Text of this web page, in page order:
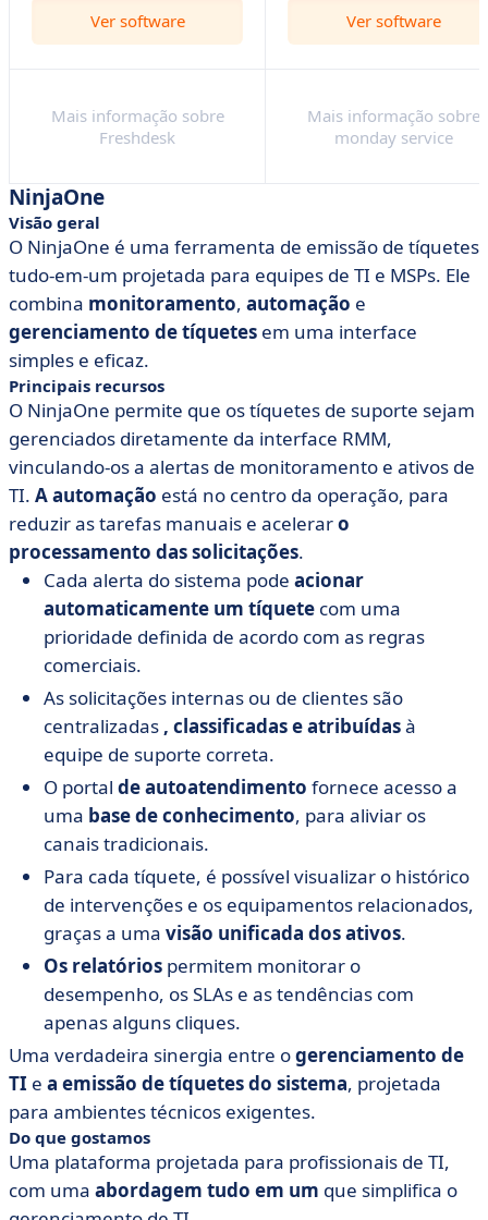
Ver software Ver software
Mais informação sobre
Freshdesk
Mais informação sobre
monday service
NinjaOne
Visão geral
O NinjaOne é uma ferramenta de emissão de tíquetes
tudo-em-um projetada para equipes de TI e MSPs. Ele
combina monitoramento, automação e
gerenciamento de tíquetes em uma interface
simples e eficaz.
Principais recursos
O NinjaOne permite que os tíquetes de suporte sejam
gerenciados diretamente da interface RMM,
vinculando-os a alertas de monitoramento e ativos de
TI. A automação está no centro da operação, para
reduzir as tarefas manuais e aceleraro
processamento dassolicitações.
Cada alerta do sistema pode acionar
automaticamente um tíquete com uma
prioridade definida de acordo com as regras
comerciais.
As solicitações internas ou de clientes são
centralizadas , classificadas e atribuídasà
equipe de suporte correta.
O portal de autoatendimento fornece acesso a
uma base de conhecimento, para aliviar os
canais tradicionais.
Para cada tíquete, é possível visualizar o histórico
de intervenções e os equipamentos relacionados,
graças a uma visão unificada dos ativos.
Os relatórios permitem monitorar o
desempenho, os SLAs e as tendências com
apenas alguns cliques.
Uma verdadeira sinergia entre ogerenciamento de
TI e a emissão de tíquetes do sistema, projetada
para ambientes técnicos exigentes.
Do que gostamos
Uma plataforma projetada para profissionais de TI,
com uma abordagem tudo em um que simplifica o